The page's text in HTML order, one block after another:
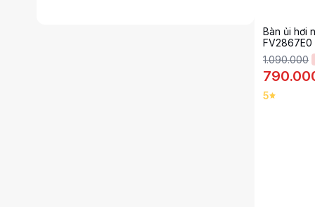
Bàn ủi hơi
FV2867E0
1.090.000
5